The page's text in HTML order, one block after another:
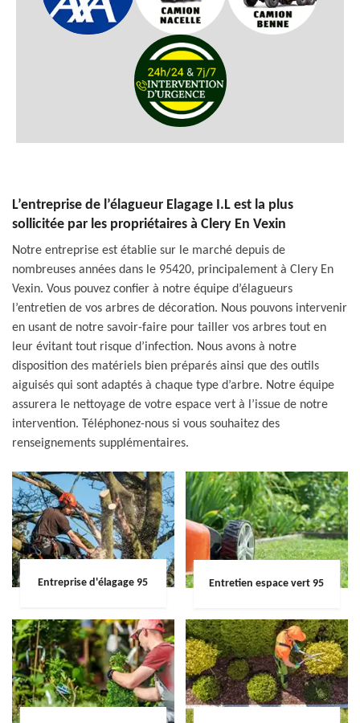
L’entreprise de l’élagueur Elagage I.L est la plus
sollicitée par les propriétaires à Clery En Vexin
Notre entreprise est établie sur le marché depuis de
nombreuses années dans le 95420, principalement à Clery En
Vexin. Vous pouvez confier à notre équipe d’élagueurs
l’entretien de vos arbres de décoration. Nous pouvons intervenir
en usant de notre savoir-faire pour tailler vos arbres tout en
leur évitant tout risque d’infection. Nous avons à notre
disposition des matériels bien préparés ainsi que des outils
aiguisés qui sont adaptés à chaque type d’arbre. Notre équipe
assurera le nettoyage de votre espace vert à l’issue de notre
intervention. Téléphonez-nous si vous souhaitez des
renseignements supplémentaires.
Entreprise d'élagage 95 Entretien espace vert 95